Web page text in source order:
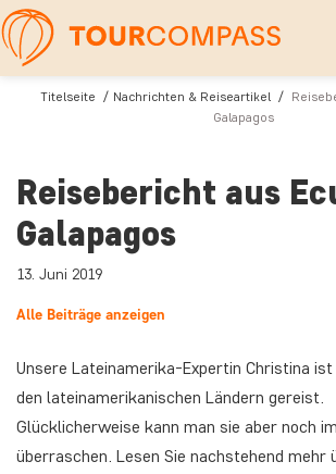
Titelseite Nachrichten & Reiseartikel
Galapagos
Reisebericht aus
Galapagos
13. Juni 2019
Alle Beiträge anzeigen
Unsere Lateinamerika-Expertin Christina
den lateinamerikanischen Ländern gereist.
Glücklicherweise kann man sie aber noch
überraschen. Lesen Sie nachstehend mehr